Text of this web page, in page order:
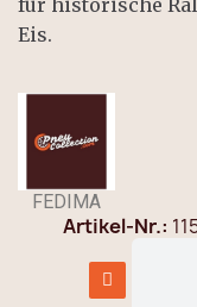
Eis.
FEDIMA
Artikel-Nr.